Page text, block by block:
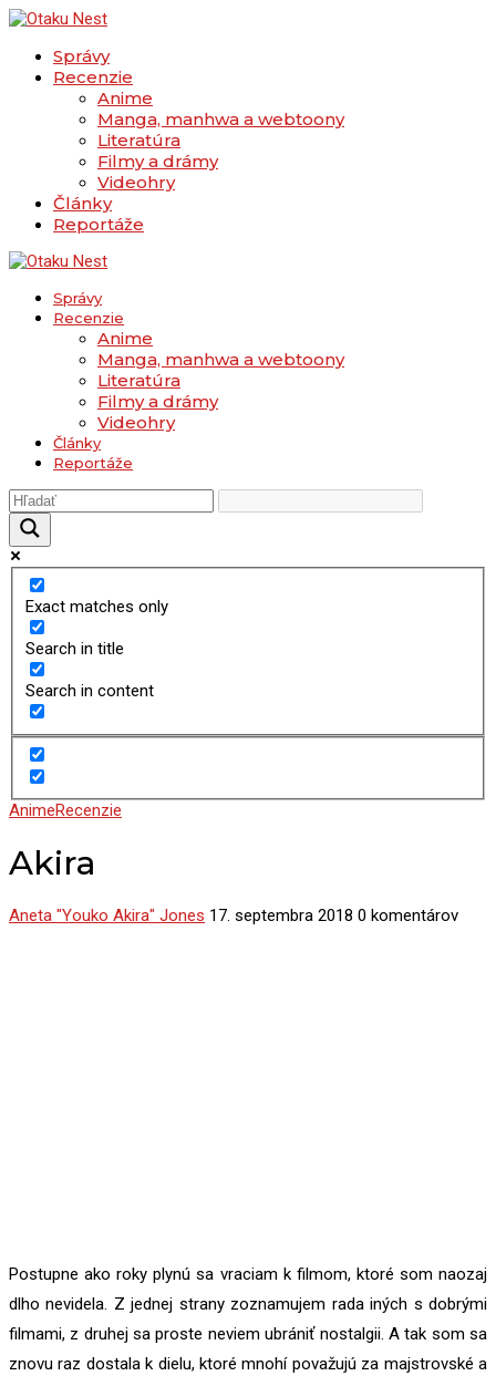
Správy
Recenzie
Anime
Manga, manhwa a webtoony
Literatúra
Filmy a drámy
Videohry
Články
Reportáže
Správy
Recenzie
Anime
Manga, manhwa a webtoony
Literatúra
Filmy a drámy
Videohry
Články
Reportáže
Exact matches only
Search in title
Search in content
AnimeRecenzie
Akira
Aneta "Youko Akira" Jones 17. septembra 2018 0 komentárov
Postupne ako roky plynú sa vraciam k filmom, ktoré som naozaj
dlho nevidela. Z jednej strany zoznamujem rada iných s dobrými
filmami, z druhej sa proste neviem ubrániť nostalgii. A tak som sa
znovu raz dostala k dielu, ktoré mnohí považujú za majstrovské a